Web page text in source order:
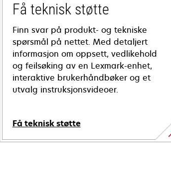
Få teknisk støtte
Finn svar på produkt- og tekniske
spørsmål på nettet. Med detaljert
informasjon om oppsett, vedlikehold
og feilsøking av en Lexmark-enhet,
interaktive brukerhåndbøker og et
utvalg instruksjonsvideoer.
Få teknisk støtte
opens